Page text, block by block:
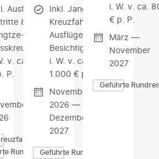
Ausflüge,
&
v. ca. 800
P.
Rundreisen
Inkl. Jangtse-
Kreuzfahrt,
Ausflüge &
Besichtigungen
i. W. v. ca.
1.000 € p. P.
November
2026 —
Dezember
2027
Geführte Rundreisen
i. W. v. ca.
€ p. P.
März —
November
2027
Geführte